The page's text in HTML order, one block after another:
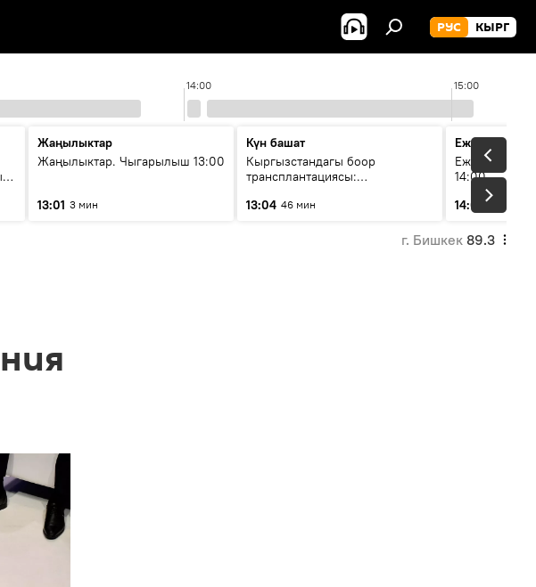
РУС КЫРГ
14:00 15:00
Жаңылыктар
Жаңылыктар. Чыгарылыш 13:00
13:01 3 мин
Күн башат
Кыргызстандагы боор
трансплантациясы:
келечеги
13:04 46 мин
Ежедневные
Ежедневные
14:00
14:01
3 мин
г. Бишкек 89.3